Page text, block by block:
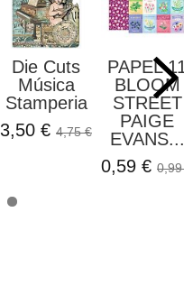
Die Cuts
Música
Stamperia
3,50 € 4,75 €
PAPEL 11
BLOOM
STREET
PAIGE
EVANS...
0,59 € 0,99 €